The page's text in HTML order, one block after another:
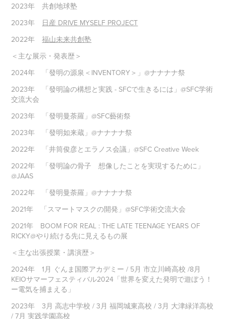
2023年 共創地球塾
2023年 日産 DRIVE MYSELF PROJECT
2022年福山未来共創塾
＜主な展示・発表歴＞
2024年 「發明の源泉＜INVENTORY＞」@ナナナナ祭
2023年 「發明論の構想と実践 - SFCで生きるには」@SFC学術
交流大会
2023年 「發明曼荼羅」@SFC藝術祭
2023年 「發明如来蔵」@ナナナナ祭
2022年 「井筒俊彦とエラノス会議」@SFC Creative Week
2022年 「發明論の骨子 想像したことを実現するために」
@JAAS
2022年 「發明曼荼羅」@ナナナナ祭
2021年 「スマートマスクの開発」@SFC学術交流大会
2021年 BOOM FOR REAL : THE LATE TEENAGE YEARS OF
RICKY@やり続ける先に見えるもの展
＜主な出張授業・講演歴＞
2024年 1月 ぐんま国際アカデミー / 5月 市立川崎高校 /8月
KEIOサマーフェスティバル2024「世界を変えた発明で遊ぼう！
ー電気を捕まえる」
2023年 3月 高志中学校 / 3月 福岡城東高校 / 3月 大津緑洋高校
/ 7月 実践学園高校